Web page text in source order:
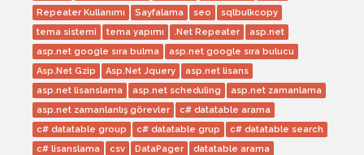
Repeater Kullanımı
Sayfalama seo
sqlbulkcopy
tema sistemi
tema yapımı .Net Repeater
asp.net
asp.net google sıra bulma
asp.net google sıra bulucu
Asp.Net Gzip
Asp.Net Jquery
asp.net lisans
asp.net lisanslama
asp.net scheduling
asp.net zamanlama
asp.net zamanlanlış görevler
c# datatable arama
c# datatable group
c# datatable grup
c# datatable search
c# lisanslama
csv DataPager
datatable arama